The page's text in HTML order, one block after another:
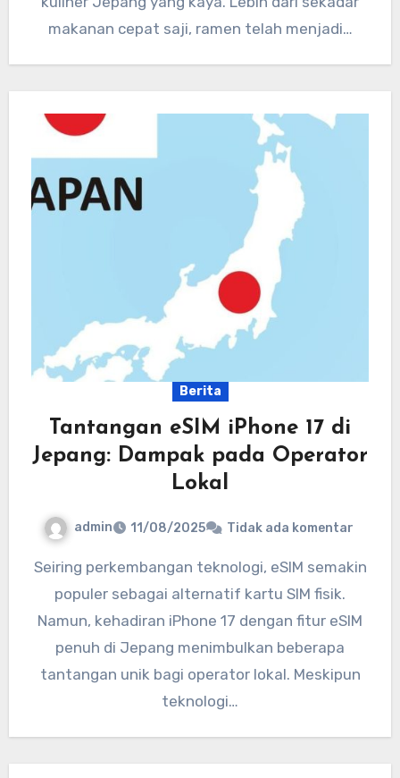
makanan cepat saji, ramen telah menjadi…
Berita
Tantangan eSIM iPhone 17 di
Jepang: Dampak pada Operator
Lokal
admin 11/08/2025 Tidak ada komentar
Seiring perkembangan teknologi, eSIM semakin
populer sebagai alternatif kartu SIM fisik.
Namun, kehadiran iPhone 17 dengan fitur eSIM
penuh di Jepang menimbulkan beberapa
tantangan unik bagi operator lokal. Meskipun
teknologi…